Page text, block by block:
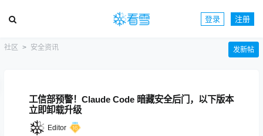
登录 注册
社区 安全资讯 发新帖
工信部预警！Claude Code 暗藏安全后门，以下版本
立即卸载升级
Editor